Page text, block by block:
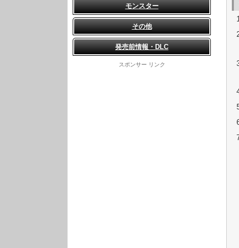
モンスター
その他
発売前情報・DLC
スポンサー リンク